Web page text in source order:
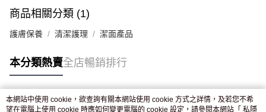
付款後門市自取，訂單確認後2-4個工作天到店，7天內取。逾期後
商品相關分類 (1)
護膚保養 清潔護理 潔面產品
本分類熱賣全店暢銷排行
熱門標籤
本網站中使用 cookie，欲查詢有關本網站使用 cookie 方式之詳情，及若您不希
望在電腦上使用 cookie 時應如何變更電腦的 cookie 設定，請參閱本網站「 私隱